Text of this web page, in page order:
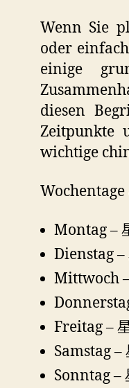
Wenn Sie
oder
einige
diesen
Zeitpunkte
wichtige
Montag –
Dienstag
Mittwoch
Freitag –
Samstag
Sonntag –